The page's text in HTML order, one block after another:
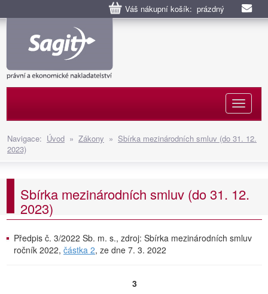
Váš nákupní košík: prázdný
Navigace: Úvod » Zákony » Sbírka mezinárodních smluv (do 31. 12.
2023)
Sbírka mezinárodních smluv (do 31. 12.
2023)
Předpis č. 3/2022 Sb. m. s., zdroj: Sbírka mezinárodních smluv
ročník 2022, částka 2, ze dne 7. 3. 2022
3